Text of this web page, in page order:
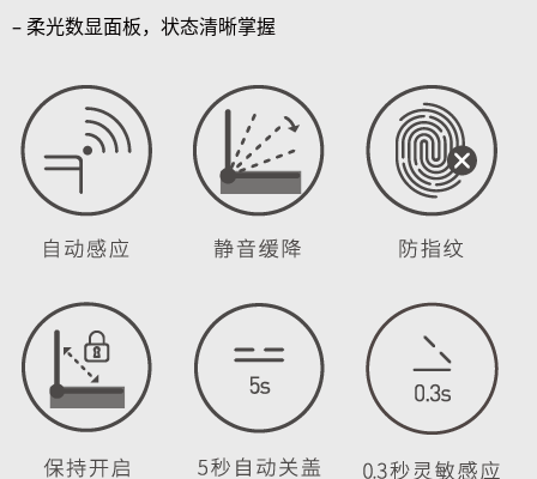
– 柔光数显面板，状态清晰掌握